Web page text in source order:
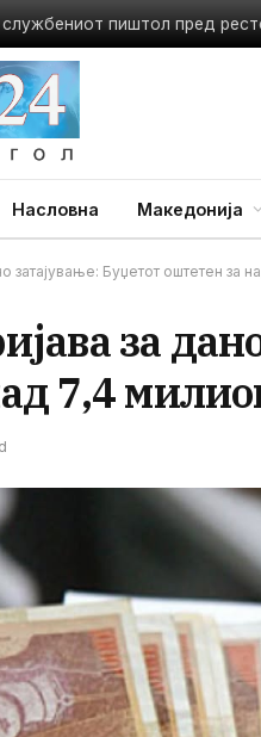
пиштол пред
Насловна Македонија
затајување: Буџетот оштетен за
за
7,4